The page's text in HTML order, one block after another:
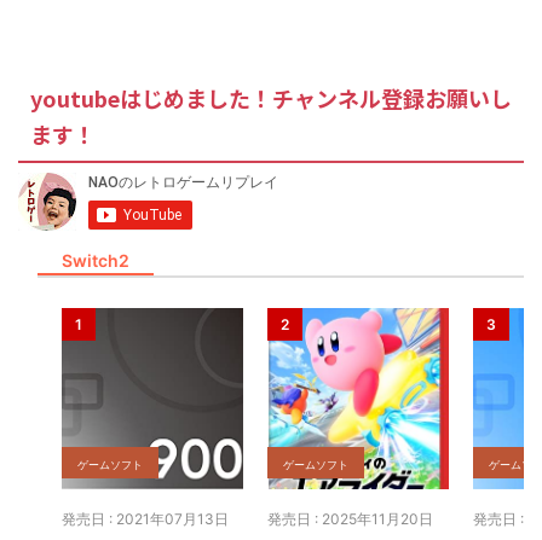
youtubeはじめました！チャンネル登録お願いし
ます！
Switch2
ゲームソフト
発売日 : 2021年07月13日
ゲームソフト
発売日 : 2025年11月20日
ゲームソ
発売日 :